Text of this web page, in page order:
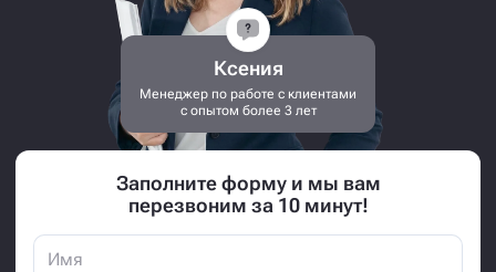
Ксения
Менеджер по работе с клиентами
с опытом более 3 лет
Заполните форму и мы вам
перезвоним за 10 минут!